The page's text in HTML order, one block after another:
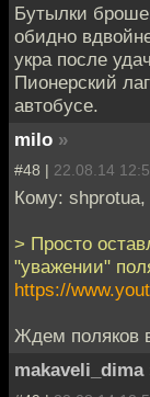
Бутылки
обидно
укра после
Пионерский
автобусе.
milo »
#48 | 22.08.14
Кому: shprotua,
> Просто
"уважении"
https://
Ждем поляков
makaveli_dima